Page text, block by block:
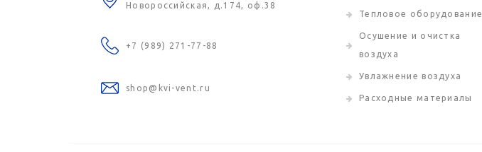
Новороссийская, д.174, оф.38
+7 (989) 271-77-88
shop@kvi-vent.ru
Тепловое оборудование
Осушение и очистка
воздуха
Увлажнение воздуха
Расходные материалы